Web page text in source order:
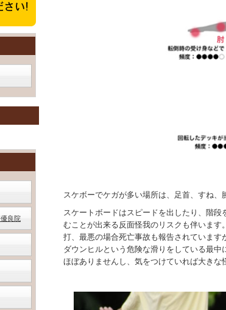
スケボーでケガが多い場所は、足首、すね、
スケートボードはスピードを出したり、階
むことが出来る反面怪我のリスクも伴いま
打、最悪の場合死亡事故も報告されていま
ダウンヒルという危険な滑りをしている最
ほぼありませんし、気をつけていれば大きな
良院